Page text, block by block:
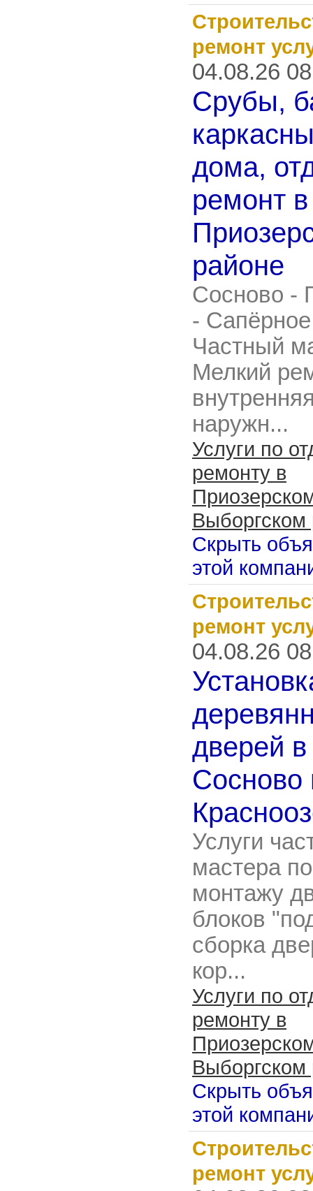
ремонт
04.08.26
Срубы,
дома,
ремонт в
районе
Сосново -
-
Частный
Мелкий
наружн...
Услуги по
ремонту в
Выборгском
Скрыть
этой
ремонт
04.08.26
дверей в
Сосново
Услуги
мастера по
монтажу
блоков
сборка
кор...
Услуги по
ремонту в
Выборгском
Скрыть
этой
ремонт